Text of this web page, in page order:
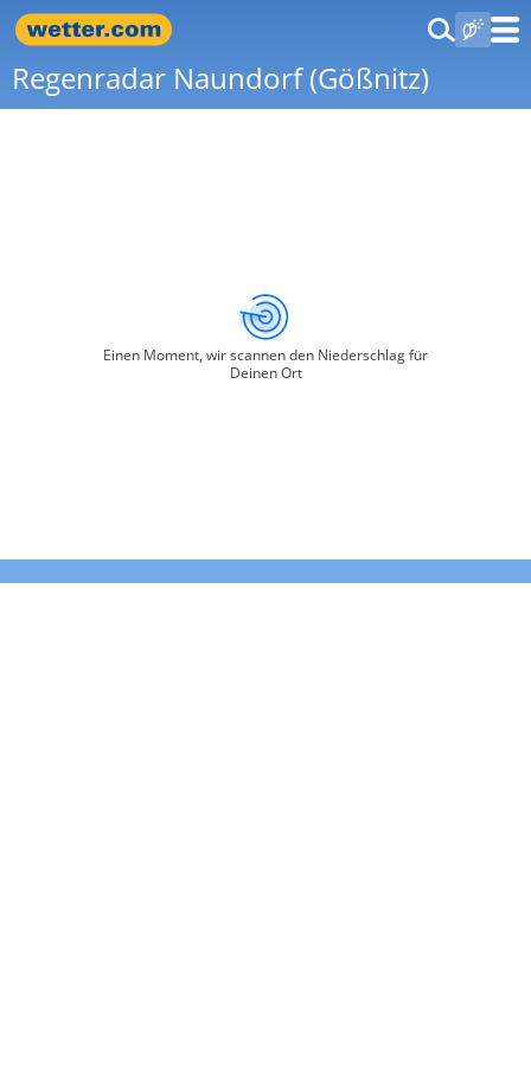
Regenradar Naundorf (Gößnitz)
Einen Moment, wir scannen den Niederschlag für
Deinen Ort